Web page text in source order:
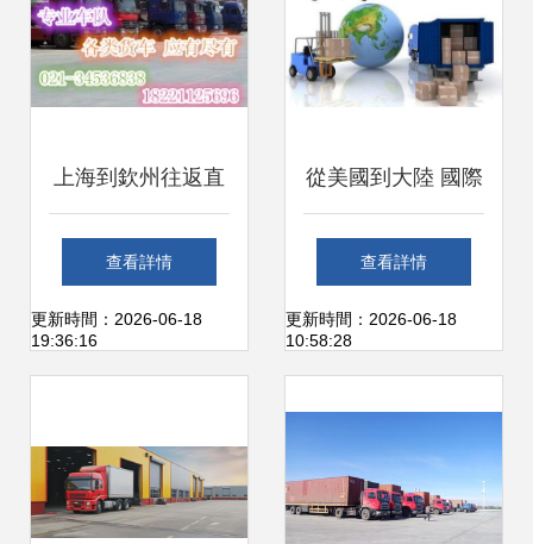
上海到欽州往返直
達貨運代理，專業
高效不止一步
查看詳情
更新時間：2026-06-18
19:36:16
從美國到大陸 國際
貨運代理處理擠壓
棒進口的全流程解
查看詳情
更新時間：2026-06-18
10:58:28